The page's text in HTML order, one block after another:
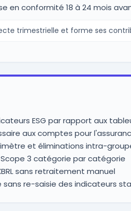
en conformité 18 à 24 mois
trimestrielle et forme ses
ESG par rapport aux
aux comptes pour
et éliminations intra-
3 catégorie par catégorie
sans retraitement manuel
re-saisie des indicateurs